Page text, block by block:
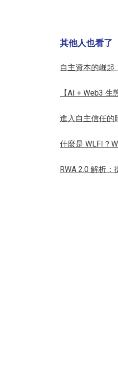
其他人也看了
自主資本的崛起
【AI + Web3
進入自主信任的
什麼是 WLFI？
RWA 2.0 解析